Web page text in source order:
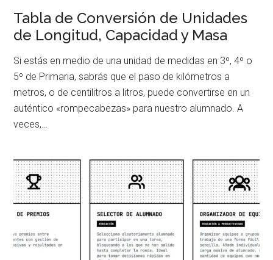
Tabla de Conversión de Unidades
de Longitud, Capacidad y Masa
Si estás en medio de una unidad de medidas en 3º, 4º o
5º de Primaria, sabrás que el paso de kilómetros a
metros, o de centilitros a litros, puede convertirse en un
auténtico «rompecabezas» para nuestro alumnado. A
veces,…